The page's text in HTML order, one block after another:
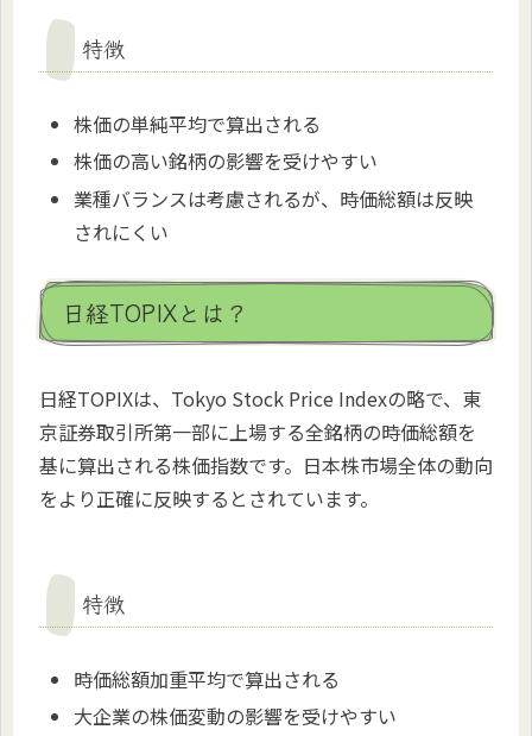
特徴
株価の単純平均で算出される
株価の高い銘柄の影響を受けやすい
業種バランスは考慮されるが、時価総額は反映
されにくい
日経TOPIXとは？
日経TOPIXは、Tokyo Stock Price Indexの略で、東
京証券取引所第一部に上場する全銘柄の時価総額を
基に算出される株価指数です。日本株市場全体の動向
をより正確に反映するとされています。
特徴
時価総額加重平均で算出される
大企業の株価変動の影響を受けやすい